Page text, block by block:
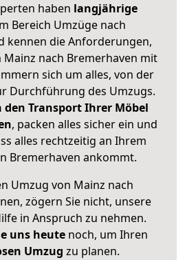
haben langjährige
Bereich Umzüge nach
kennen die Anforderungen,
Mainz nach Bremerhaven mit
sich um alles, von der
Durchführung des Umzugs.
den Transport Ihrer Möbel
, packen alles sicher ein und
alles rechtzeitig an Ihrem
Bremerhaven ankommt.
Umzug von Mainz nach
zögern Sie nicht, unsere
in Anspruch zu nehmen.
uns heutenoch, um Ihren
Umzug zu planen.